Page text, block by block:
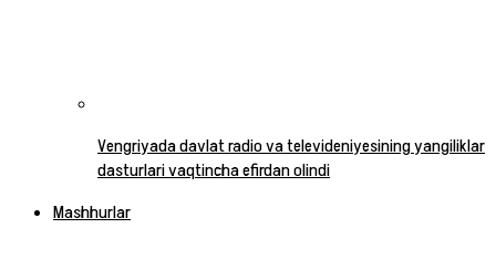
Vengriyada davlat radio va televideniyesining yangiliklar
dasturlari vaqtincha efirdan olindi
Mashhurlar